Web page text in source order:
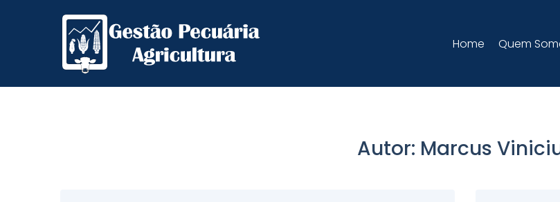
Home Quem
Autor: Marcus